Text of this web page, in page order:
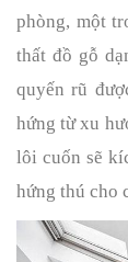
phòng, một
thất đồ gỗ
quyến rũ
hứng từ xu
lôi cuốn sẽ
hứng thú cho